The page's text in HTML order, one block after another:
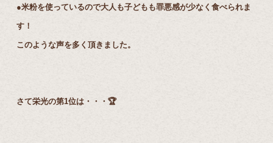
●米粉を使っているので大人も子どもも罪悪感が少なく食べられま
す！
このような声を多く頂きました。
さて栄光の第1位は・・・🏆